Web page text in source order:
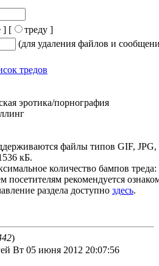
] [
треду ]
(для удаления файлов и
тредов
эротика/порнография
файлы типов GIF, JPG,
кБ.
количество бампов треда:
посетителям рекомендуется
раздела доступно здесь.
)
Вт 05 июня 2012 20:07:56